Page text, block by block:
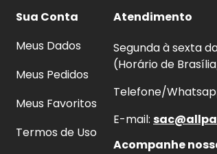
Sua Conta
Meus Dados
Meus Pedidos
Meus Favoritos
Termos de Uso
Atendimento
Segunda à sexta
(Horário de
Telefone/
E-mail:
Acompanhe